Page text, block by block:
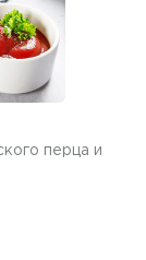
перца и